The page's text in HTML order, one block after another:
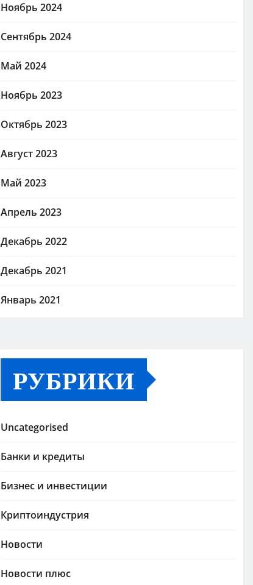
Ноябрь 2024
Сентябрь 2024
Май 2024
Ноябрь 2023
Октябрь 2023
Август 2023
Май 2023
Апрель 2023
Декабрь 2022
Декабрь 2021
Январь 2021
РУБРИКИ
Uncategorised
Банки и кредиты
Бизнес и инвестиции
Криптоиндустрия
Новости
Новости плюс